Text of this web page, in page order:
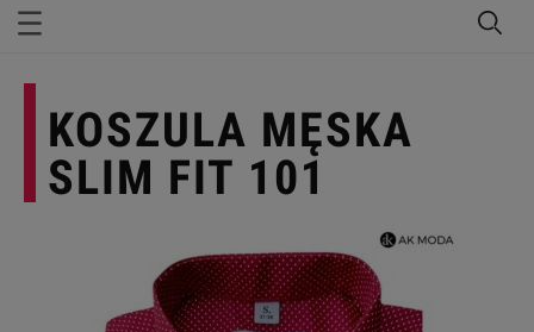
KOSZULA MĘSKA
SLIM FIT 101